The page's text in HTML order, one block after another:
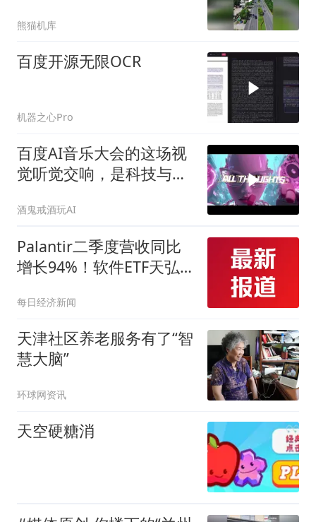
熊猫机库
百度开源无限OCR
机器之心Pro
百度AI音乐大会的这场视
觉听觉交响，是科技与艺
酒鬼戒酒玩AI
Palantir二季度营收同比
增长94%！软件ETF天弘
涨2.5%，净申购超4000万
份
每日经济新闻
天津社区养老服务有了“智
慧大脑”
环球网资讯
天空硬糖消